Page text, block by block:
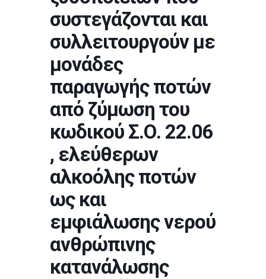
συστεγάζονται και
συλλειτουργούν με
μονάδες
παραγωγής ποτών
από ζύμωση του
κωδικού Σ.Ο. 22.06
, ελεύθερων
αλκοόλης ποτών
ως και
εμφιάλωσης νερού
ανθρώπινης
κατανάλωσης